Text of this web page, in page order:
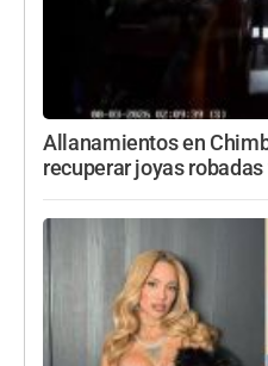
Allanamientos en
recuperar joyas